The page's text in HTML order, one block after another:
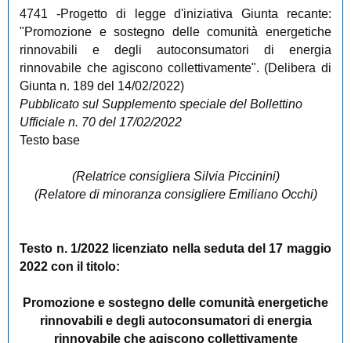
4741 -Progetto di legge d'iniziativa Giunta recante:
"Promozione e sostegno delle comunità energetiche
rinnovabili e degli autoconsumatori di energia
rinnovabile che agiscono collettivamente". (Delibera di
Giunta n. 189 del 14/02/2022)
Pubblicato sul Supplemento speciale del Bollettino
Ufficiale n. 70 del 17/02/2022
Testo base
(Relatrice consigliera Silvia Piccinini)
(Relatore di minoranza consigliere Emiliano Occhi)
Testo n. 1/2022 licenziato nella seduta del 17 maggio
2022 con il titolo:
Promozione e sostegno delle comunità energetiche
rinnovabili e degli autoconsumatori di energia
rinnovabile che agiscono collettivamente